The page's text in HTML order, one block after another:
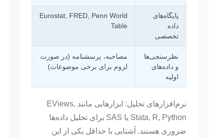
پایگاه‌های
داده
تخصصی
Eurostat, FRED, Penn World
Table
نظرسنجی‌ها
و داده‌های
اولیه
مصاحبه، پرسشنامه (در صورت
لزوم برای برخی موضوعات)
نرم‌افزارهای تحلیل: ابزارهایی مانند EViews,
Stata, R, Python یا SAS برای تحلیل داده‌ها
ضروری هستند. آشنایی با حداقل یکی از این